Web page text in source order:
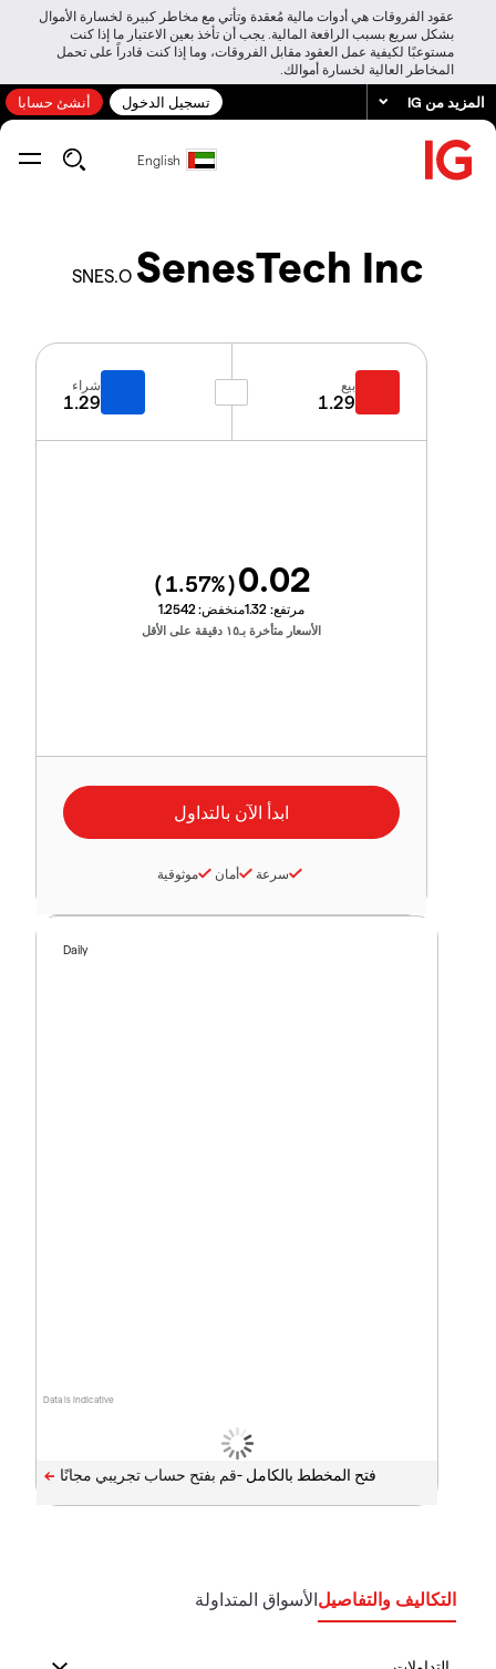
عقود الفروقات هي أدوات مالية مُعقدة وتأتي مع مخاطر كبيرة لخسارة الأموال
بشكل سريع بسبب الرافعة المالية. يجب أن تأخذ بعين الاعتبار ما إذا كنت
مستوعبًا لكيفية عمل العقود مقابل الفروقات، وما إذا كنت قادراً على تحمل
المخاطر العالية لخسارة أموالك.
المزيد من IG تسجيل الدخول أنشئ حسابا
English
SenesTech Inc
SNES.O
بيع
1.29
شراء
1.29
0.02
(
1.57%)
مرتفع: 1.32منخفض:1.2542
الأسعار متأخرة بـ١٥ دقيقة على الأقل
سرعة أمان موثوقية
Data is indicative
Daily
فتح المخطط بالكامل -
التكاليف والتفاصيلالأسواق المتداولة